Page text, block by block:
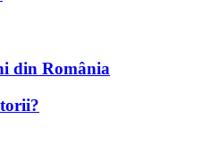
din România